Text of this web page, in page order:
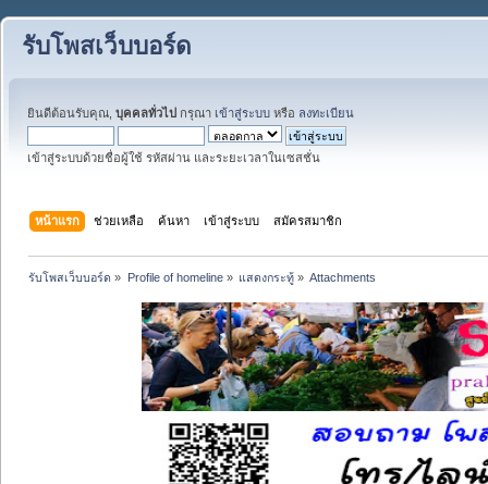
รับโพสเว็บบอร์ด
ยินดีต้อนรับคุณ, บุคคลทั่วไป กรุณา เข้าสู่ระบบ หรือ ลงทะเบียน
เข้าสู่ระบบด้วยชื่อผู้ใช้ รหัสผ่าน และระยะเวลาในเซสชั่น
หน้าแรก ช่วยเหลือ ค้นหา เข้าสู่ระบบ สมัครสมาชิก
รับโพสเว็บบอร์ด » Profile of homeline» แสดงกระทู้» Attachments